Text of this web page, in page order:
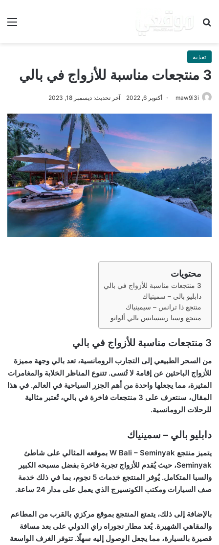
بحث عن
تغذية
3 منتجعات مناسبة للأزواج في بالي
maw9i3i أكتوبر 6, 2022 آخر تحديث: ديسمبر 18, 2023
محتويات
3 منتجعات مناسبة للأزواج في بالي
دابليو بالي – سمينياك
منتجع ذا ترانس – سيمينياك
منتجع وسبا رينيسانس بالي ألواتو
3 منتجعات مناسبة للأزواج في بالي
من السحر الطبيعي إلى التجارب الرومانسية، تعد بالي وجهة مميزة
للأزواج الباحثين عن إقامة لا تُنسى. تتنوع المناظر الخلابة والمغامرات
المثيرة، مما يجعلها واحدة من أهم الجزر السياحية في العالم. في هذا
المقال، سنتعرف على 3 منتجعات فاخرة في بالي، تُعتبر مثالية
للرحلات الرومانسية.
دابليو بالي – سمينياك
يتميز منتجع W Bali – Seminyak بموقعه المثالي على شاطئ
Seminyak، حيث يُقدم للأزواج تجربة فاخرة بفضل مسبحه الكبير
والسبا المتكامل. يُوفر المنتجع خدمات 5 نجوم، بما في ذلك خدمة
صف السيارات ومكتب الكونسيرج الذي يعمل على مدار 24 ساعة.
بالإضافة إلى ذلك، يتمتع المنتجع بموقع مركزي بالقرب من المطاعم
والمقاهي الشهيرة. يُعد مطار نجوراه راي الدولي على بعد مسافة
قصيرة بالسيارة، مما يجعل الوصول إليه سهلًا. تتوفر الغرف الواسعة